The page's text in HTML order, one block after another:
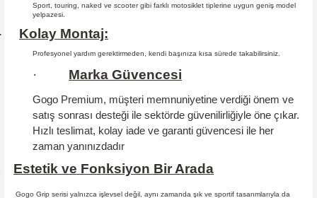
Sport, touring, naked ve scooter gibi farklı motosiklet tiplerine uygun geniş model
yelpazesi.
Kolay Montaj:
Profesyonel yardım gerektirmeden, kendi başınıza kısa sürede takabilirsiniz.
· Marka Güvencesi
Gogo Premium, müşteri memnuniyetine verdiği önem ve
satış sonrası desteği ile sektörde güvenilirliğiyle öne çıkar.
Hızlı teslimat, kolay iade ve garanti güvencesi ile her
zaman yanınızdadır
Estetik ve Fonksiyon Bir Arada
Gogo Grip serisi yalnızca işlevsel değil, aynı zamanda şık ve sportif tasarımlarıyla da